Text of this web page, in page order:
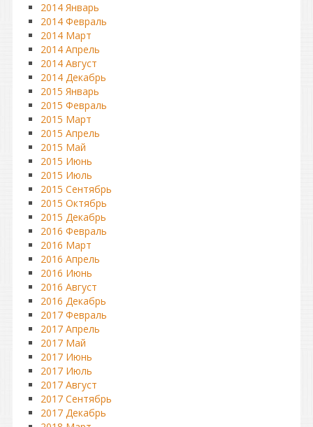
2014 Январь
2014 Февраль
2014 Март
2014 Апрель
2014 Август
2014 Декабрь
2015 Январь
2015 Февраль
2015 Март
2015 Апрель
2015 Май
2015 Июнь
2015 Июль
2015 Сентябрь
2015 Октябрь
2015 Декабрь
2016 Февраль
2016 Март
2016 Апрель
2016 Июнь
2016 Август
2016 Декабрь
2017 Февраль
2017 Апрель
2017 Май
2017 Июнь
2017 Июль
2017 Август
2017 Сентябрь
2017 Декабрь